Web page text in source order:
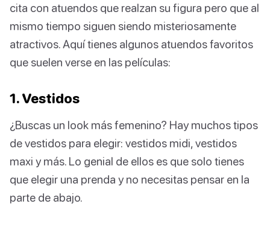
cita con atuendos que realzan su figura pero que al
mismo tiempo siguen siendo misteriosamente
atractivos. Aquí tienes algunos atuendos favoritos
que suelen verse en las películas:
1. Vestidos
¿Buscas un look más femenino? Hay muchos tipos
de vestidos para elegir: vestidos midi, vestidos
maxi y más. Lo genial de ellos es que solo tienes
que elegir una prenda y no necesitas pensar en la
parte de abajo.